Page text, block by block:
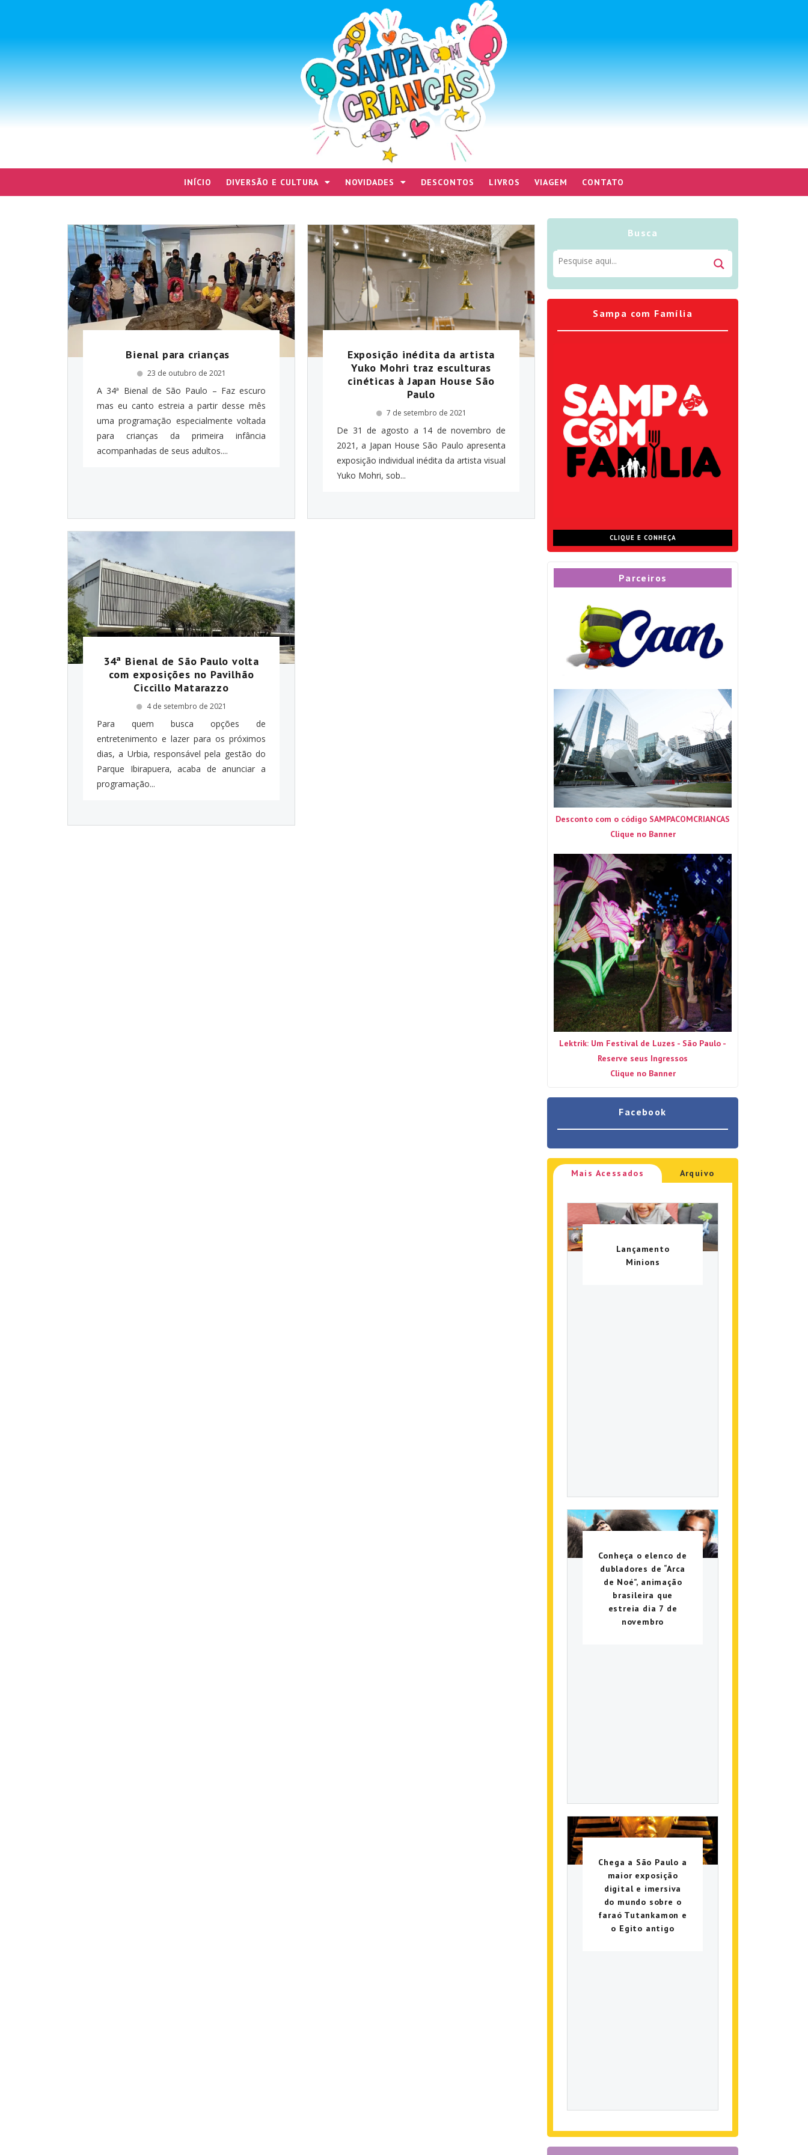
INÍCIO DIVERSÃO E CULTURA NOVIDADES DESCONTOS LIVROS VIAGEM CONTATO
Bienal para crianças
23 de outubro de 2021
A 34ª Bienal de São Paulo – Faz escuro
mas eu canto estreia a partir desse mês
uma programação especialmente voltada
para crianças da primeira infância
acompanhadas de seus adultos....
Exposição inédita da artista
Yuko Mohri traz esculturas
cinéticas à Japan House São
Paulo
7 de setembro de 2021
De 31 de agosto a 14 de novembro de
2021, a Japan House São Paulo apresenta
exposição individual inédita da artista visual
Yuko Mohri, sob...
34ª Bienal de São Paulo volta
com exposições no Pavilhão
Ciccillo Matarazzo
4 de setembro de 2021
Para quem busca opções de
entretenimento e lazer para os próximos
dias, a Urbia, responsável pela gestão do
Parque Ibirapuera, acaba de anunciar a
programação...
Busca
Sampa com Família
CLIQUE E CONHEÇA
Parceiros
Desconto com o código SAMPACOMCRIANCAS
Clique no Banner
Lektrik: Um Festival de Luzes - São Paulo -
Reserve seus Ingressos
Clique no Banner
Facebook
Mais Acessados Arquivo
Lançamento
Minions
Conheça o elenco de
dubladores de “Arca
de Noé”, animação
brasileira que
estreia dia 7 de
novembro
Chega a São Paulo a
maior exposição
digital e imersiva
do mundo sobre o
faraó Tutankamon e
o Egito antigo